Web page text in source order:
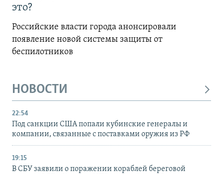
это?
Российские власти города анонсировали
появление новой системы защиты от
беспилотников
НОВОСТИ
22:54
Под санкции США попали кубинские генералы и
компании, связанные с поставками оружия из РФ
19:15
В СБУ заявили о поражении кораблей береговой